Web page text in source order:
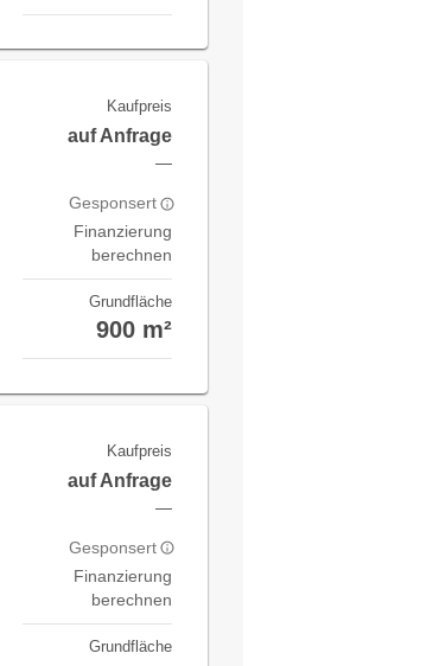
Kaufpreis
auf Anfrage
—
Gesponsert
Finanzierung
berechnen
Grundfläche
900 m²
Kaufpreis
auf Anfrage
—
Gesponsert
Finanzierung
berechnen
Grundfläche